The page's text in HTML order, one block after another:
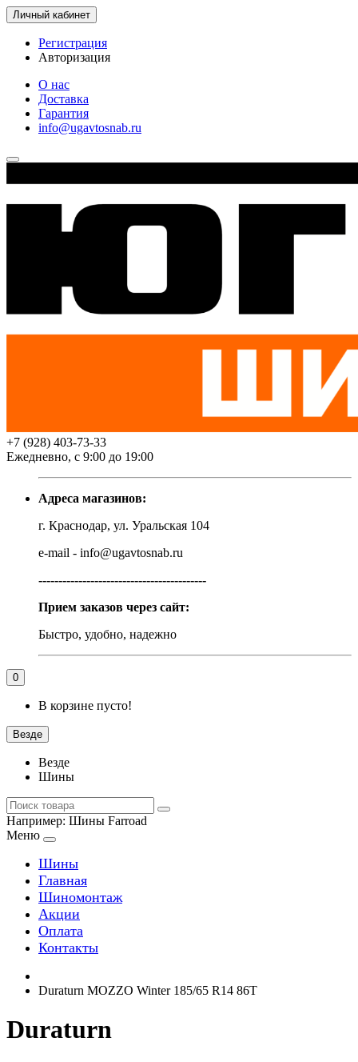
Личный кабинет
Регистрация
Авторизация
О нас
Доставка
Гарантия
info@ugavtosnab.ru
+7 (928) 403-73-33
Ежедневно, с 9:00 до 19:00
Адреса магазинов:
г. Краснодар, ул. Уральская 104
e-mail - info@ugavtosnab.ru
------------------------------------------
Прием заказов через сайт:
Быстро, удобно, надежно
0
В корзине пусто!
Везде
Везде
Шины
Например: Шины Farroad
Меню
Шины
Главная
Шиномонтаж
Акции
Оплата
Контакты
Duraturn MOZZO Winter 185/65 R14 86T
Duraturn